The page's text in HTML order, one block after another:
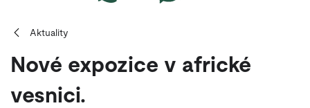
Aktuality
Nové expozice v africké
vesnici.